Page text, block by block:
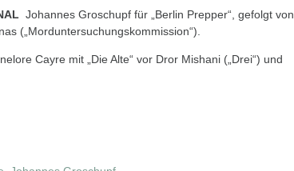
Johannes Groschupf für „Berlin Prepper“, gefolgt von
(„Morduntersuchungskommission“).
Cayre mit „Die Alte“ vor Dror Mishani („Drei“) und